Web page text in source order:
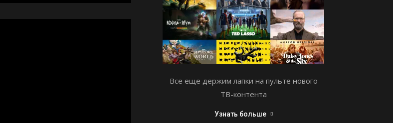
Все еще держим лапки на пульте нового
ТВ-контента
Узнать больше